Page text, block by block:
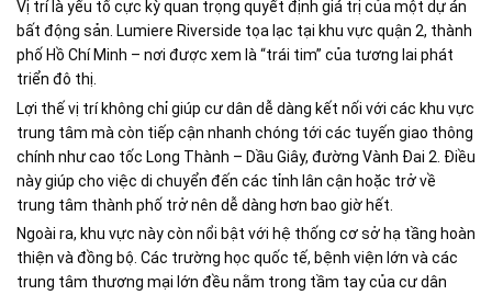
Vị trí là yếu tố cực kỳ quan trọng quyết định giá trị của một dự án
bất động sản. Lumiere Riverside tọa lạc tại khu vực quận 2, thành
phố Hồ Chí Minh – nơi được xem là “trái tim” của tương lai phát
triển đô thị.
Lợi thế vị trí không chỉ giúp cư dân dễ dàng kết nối với các khu vực
trung tâm mà còn tiếp cận nhanh chóng tới các tuyến giao thông
chính như cao tốc Long Thành – Dầu Giây, đường Vành Đai 2. Điều
này giúp cho việc di chuyển đến các tỉnh lân cận hoặc trở về
trung tâm thành phố trở nên dễ dàng hơn bao giờ hết.
Ngoài ra, khu vực này còn nổi bật với hệ thống cơ sở hạ tầng hoàn
thiện và đồng bộ. Các trường học quốc tế, bệnh viện lớn và các
trung tâm thương mại lớn đều nằm trong tầm tay của cư dân